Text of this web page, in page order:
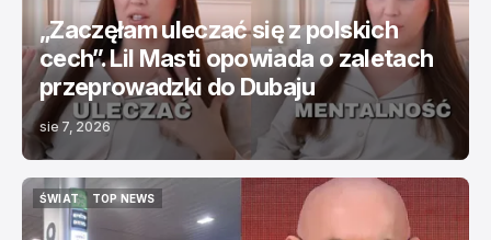
„Zaczęłam uleczać się z polskich
cech”. Lil Masti opowiada o zaletach
przeprowadzki do Dubaju
sie 7, 2026
ŚWIAT
ŚWIAT
TOP NEWS